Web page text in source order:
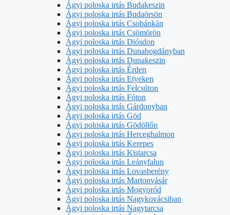
Ágyi poloska irtás Budakeszin
Ágyi poloska irtás Budaörsön
Ágyi poloska irtás Csobánkán
Ágyi poloska irtás Csömörön
Ágyi poloska irtás Diósdon
Ágyi poloska irtás Dunabogdányban
Ágyi poloska irtás Dunakeszin
Ágyi poloska irtás Érden
Ágyi poloska irtás Etyeken
Ágyi poloska irtás Felcsúton
Ágyi poloska irtás Fóton
Ágyi poloska irtás Gárdonyban
Ágyi poloska irtás Göd
Ágyi poloska irtás Gödöllőn
Ágyi poloska irtás Herceghalmon
Ágyi poloska irtás Kerepes
Ágyi poloska irtás Kistarcsa
Ágyi poloska irtás Leányfalun
Ágyi poloska irtás Lovasberény
Ágyi poloska irtás Martonvásár
Ágyi poloska irtás Mogyoród
Ágyi poloska irtás Nagykovácsiban
Ágyi poloska irtás Nagytarcsa